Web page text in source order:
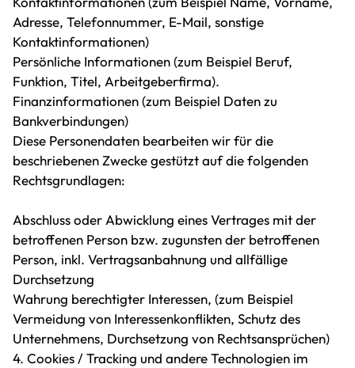
Adresse, Telefonnummer, E-Mail, sonstige
Kontaktinformationen)
Persönliche Informationen (zum Beispiel Beruf,
Funktion, Titel, Arbeitgeberfirma).
Finanzinformationen (zum Beispiel Daten zu
Bankverbindungen)
Diese Personendaten bearbeiten wir für die
beschriebenen Zwecke gestützt auf die folgenden
Rechtsgrundlagen:
Abschluss oder Abwicklung eines Vertrages mit der
betroffenen Person bzw. zugunsten der betroffenen
Person, inkl. Vertragsanbahnung und allfällige
Durchsetzung
Wahrung berechtigter Interessen, (zum Beispiel
Vermeidung von Interessenkonflikten, Schutz des
Unternehmens, Durchsetzung von Rechtsansprüchen)
4. Cookies / Tracking und andere Technologien im